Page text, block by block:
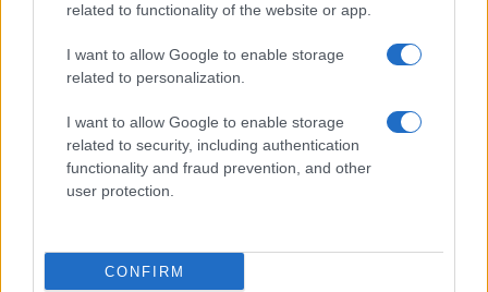
related to functionality of the website or app.
I want to allow Google to enable storage
related to personalization.
I want to allow Google to enable storage
related to security, including authentication
functionality and fraud prevention, and other
user protection.
CONFIRM
Il Como e l’assurda pretesa di
controllare chi ha già pagato
Il club lariano introduce presenze minime e
controlli sugli abbonati: pagare il posto non basta
più, bisogna anche dimostrare di meritarlo
6 Agosto 2026, 20:00
1.6k